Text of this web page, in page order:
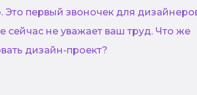
Это первый звоночек для
сейчас не уважает ваш труд. Что же
дизайн-проект?